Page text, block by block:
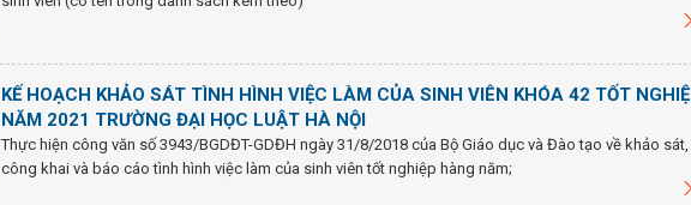
KẾ HOẠCH KHẢO SÁT TÌNH HÌNH VIỆC LÀM CỦA SINH VIÊN KHÓA 42 TỐT
NĂM 2021 TRƯỜNG ĐẠI HỌC LUẬT HÀ NỘI
Thực hiện công văn số 3943/BGDĐT-GDĐH ngày 31/8/2018 của Bộ Giáo dục và Đào tạo về khảo sát,
công khai và báo cáo tình hình việc làm của sinh viên tốt nghiệp hàng năm;